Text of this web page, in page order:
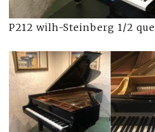
P212 wilh-Steinberg 1/2